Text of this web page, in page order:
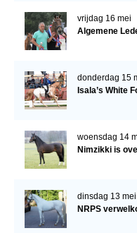
vrijdag 16 mei
Algemene
donderdag 15
Isala’s White
woensdag 14
Nimzikki is
dinsdag 13 mei
NRPS